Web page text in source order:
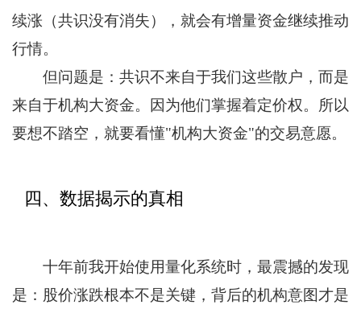
续涨（共识没有消失），就会有增量资金继续推动
行情。
但问题是：共识不来自于我们这些散户，而是
来自于机构大资金。因为他们掌握着定价权。所以
要想不踏空，就要看懂"机构大资金"的交易意愿。
四、数据揭示的真相
十年前我开始使用量化系统时，最震撼的发现
是：股价涨跌根本不是关键，背后的机构意图才是